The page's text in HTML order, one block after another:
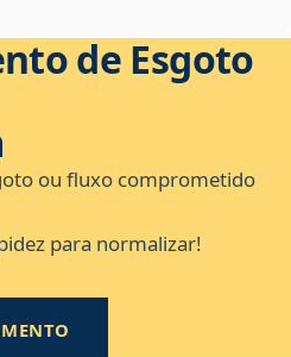
de Esgoto
ou fluxo comprometido
para normalizar!